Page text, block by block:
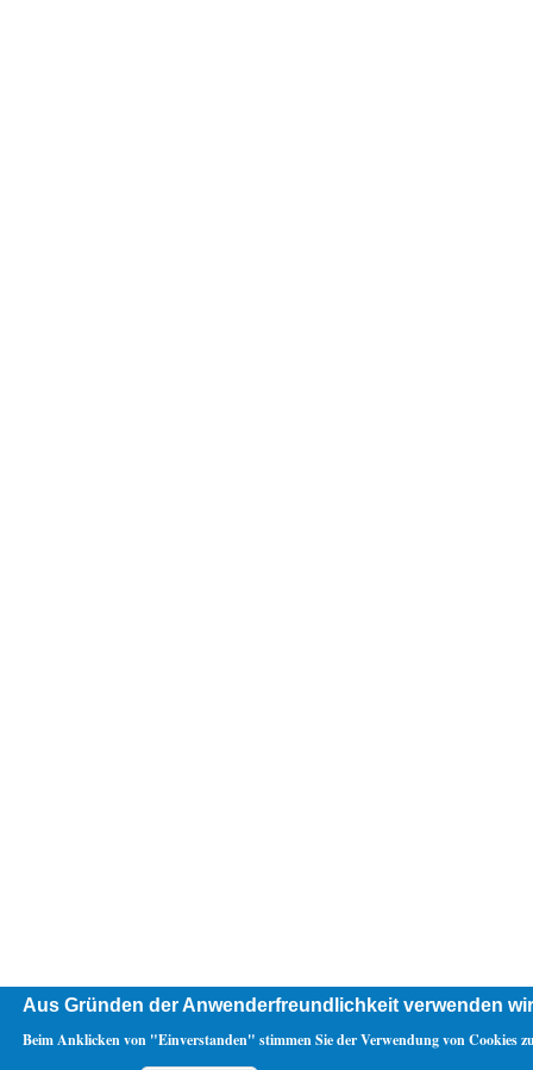
Aus Gründen der Anwenderfreundlichkeit verwenden
Beim Anklicken von "Einverstanden" stimmen Sie der Verwendung von Cookies